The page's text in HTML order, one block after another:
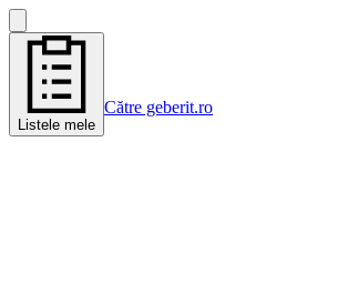
Listele mele
Către geberit.ro